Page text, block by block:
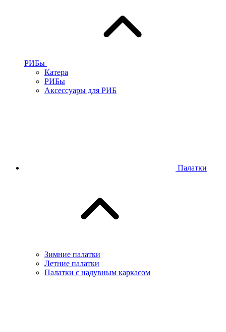
РИБы
Катера
РИБы
Аксессуары для РИБ
Палатки
Зимние палатки
Летние палатки
Палатки с надувным каркасом